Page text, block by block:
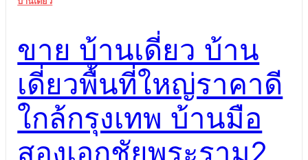
ต้องปรับปรุงเพิ่มเติม ใช้เวลาเตรียมการ ทำเล ใกล้ถนน
ราคา ราคา 120 ล้านบาท ต่อรองได้ ราคาสูงกว่า ต่อรอง
ยาก การขนส่ง รองรับรถบรรทุกใหญ่ เข้าออกสะดวก
ถนนแคบ จำกัดการขนส่ง ความคุ้มค่า คุ้มค่าเมื่อเปรียบ
เทียบ ลดต้นทุนเริ่มต้น ต้นทุนแฝงสูง ใช้เวลาคืนทุน
มากกว่า
ขาย บ้านเดี่ยว บ้าน
เดี่ยวพื้นที่ใหญ่ราคาดี
ใกล้กรุงเทพ บ้านมือ
สองเอกชัยพระราม2